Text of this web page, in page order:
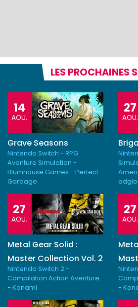
LES PROCHAINES
14
AOU.
Grave Seasons
Nintendo Switch - RPG
Aventure Simulation -
Blumhouse Games - Perfect
Garbage
27
AOU.
27
AOU.
Metal Gear Solid :
Master Collection Vol. 2
Nintendo Switch 2 -
Compilation Action Aventure
- Konami
27
AOU.
-